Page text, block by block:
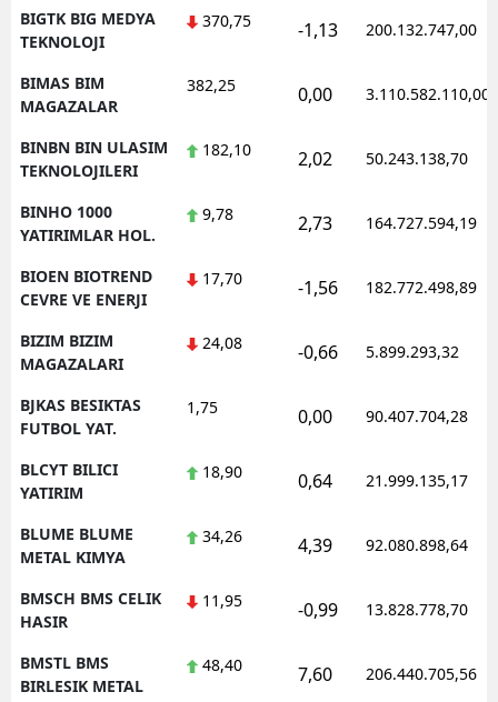
BIGTK BIG MEDYA
TEKNOLOJI
370,75 -1,13 200.132.747,00
BIMAS BIM
MAGAZALAR
382,25 0,00 3.110.582.110,00
BINBN BIN ULASIM
TEKNOLOJILERI
182,10 2,02 50.243.138,70
BINHO 1000
YATIRIMLAR HOL.
9,78 2,73 164.727.594,19
BIOEN BIOTREND
CEVRE VE ENERJI
17,70 -1,56 182.772.498,89
BIZIM BIZIM
MAGAZALARI
24,08 -0,66 5.899.293,32
BJKAS BESIKTAS
FUTBOL YAT.
1,75 0,00 90.407.704,28
BLCYT BILICI
YATIRIM
18,90 0,64 21.999.135,17
BLUME BLUME
METAL KIMYA
34,26 4,39 92.080.898,64
BMSCH BMS CELIK
HASIR
11,95 -0,99 13.828.778,70
BMSTL BMS
BIRLESIK METAL
48,40 7,60 206.440.705,56